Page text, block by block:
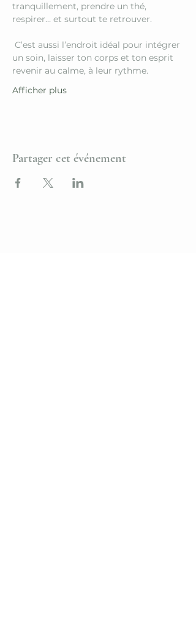
tranquillement, prendre un thé,
respirer… et surtout te retrouver.
un soin, laisser ton corps et ton esprit
revenir au calme, à leur rythme.
Afficher plus
Partager cet événement